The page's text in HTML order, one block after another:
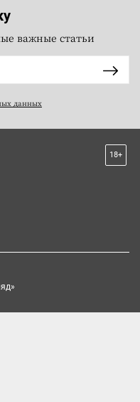
важные статьи
данных
18+